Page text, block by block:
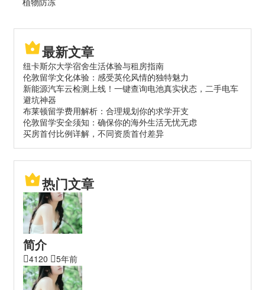
最新文章
纽卡斯尔大学宿舍生活体验与租房指南
伦敦留学文化体验：感受英伦风情的独特魅力
新能源汽车云检测上线！一键查询电池真实状态，二手电车
避坑神器
布莱顿留学费用解析：合理规划你的求学开支
伦敦留学安全须知：确保你的海外生活无忧无虑
买房首付比例详解，不同资质首付差异
热门文章
简介
4120 5年前